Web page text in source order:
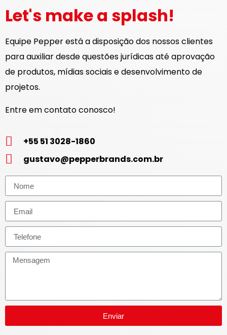
Let's make a splash!
Equipe Pepper está a disposição dos nossos clientes
para auxiliar desde questões jurídicas até aprovação
de produtos, mídias sociais e desenvolvimento de
projetos.
Entre em contato conosco!
+55 51 3028-1860
gustavo@pepperbrands.com.br
Enviar